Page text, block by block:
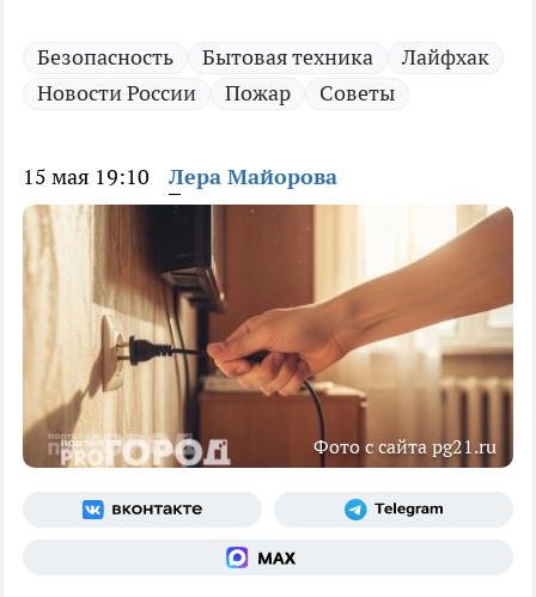
Безопасность Бытовая техника
Лайфхак
Новости России
Пожар Советы
15 мая 19:10 Лера Майорова
Фото с сайта pg21.ru